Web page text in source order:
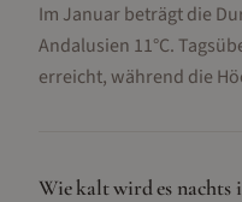
Im Januar beträgt die
Andalusien 11°C.
erreicht, während die
Wie kalt wird es nachts